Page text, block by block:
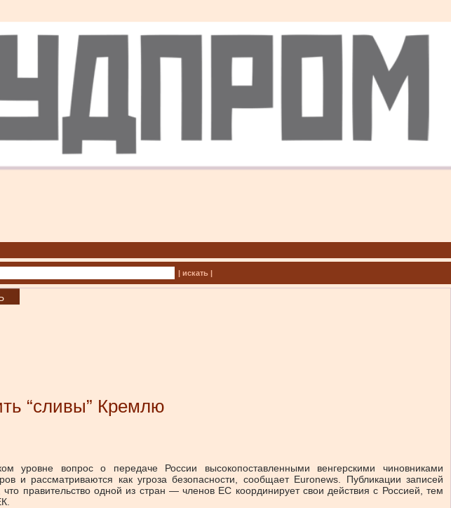
| искать |
“сливы” Кремлю
вопрос о передаче России высокопоставленными венгерскими чиновниками
рассматриваются как угроза безопасности, сообщает Euronews. Публикации записей
правительство одной из стран — членов ЕС координирует свои действия с Россией, тем